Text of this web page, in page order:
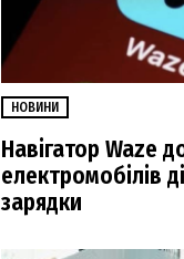
НОВИНИ
Навігатор Waze
електромобілів
зарядки